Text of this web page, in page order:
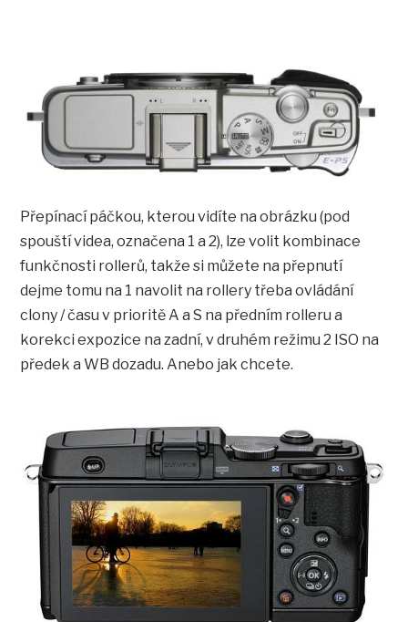
Přepínací páčkou, kterou vidíte na obrázku (pod
spouští videa, označena 1 a 2), lze volit kombinace
funkčnosti rollerů, takže si můžete na přepnutí
dejme tomu na 1 navolit na rollery třeba ovládání
clony / času v prioritě A a S na předním rolleru a
korekci expozice na zadní, v druhém režimu 2 ISO na
předek a WB dozadu. Anebo jak chcete.